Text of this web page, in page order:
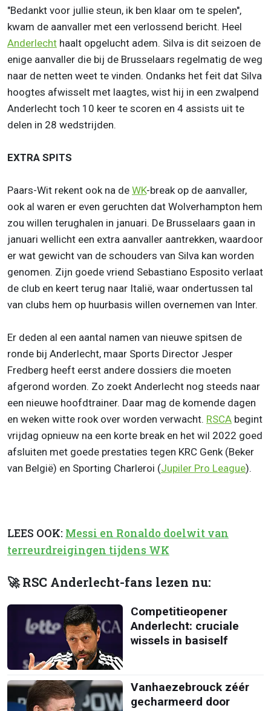
"Bedankt voor jullie steun, ik ben klaar om te spelen",
kwam de aanvaller met een verlossend bericht. Heel
Anderlecht haalt opgelucht adem. Silva is dit seizoen de
enige aanvaller die bij de Brusselaars regelmatig de weg
naar de netten weet te vinden. Ondanks het feit dat Silva
hoogtes afwisselt met laagtes, wist hij in een zwalpend
Anderlecht toch 10 keer te scoren en 4 assists uit te
delen in 28 wedstrijden.
EXTRA SPITS
Paars-Wit rekent ook na de WK-break op de aanvaller,
ook al waren er even geruchten dat Wolverhampton hem
zou willen terughalen in januari. De Brusselaars gaan in
januari wellicht een extra aanvaller aantrekken, waardoor
er wat gewicht van de schouders van Silva kan worden
genomen. Zijn goede vriend Sebastiano Esposito verlaat
de club en keert terug naar Italië, waar ondertussen tal
van clubs hem op huurbasis willen overnemen van Inter.
Er deden al een aantal namen van nieuwe spitsen de
ronde bij Anderlecht, maar Sports Director Jesper
Fredberg heeft eerst andere dossiers die moeten
afgerond worden. Zo zoekt Anderlecht nog steeds naar
een nieuwe hoofdtrainer. Daar mag de komende dagen
en weken witte rook over worden verwacht. RSCA begint
vrijdag opnieuw na een korte break en het wil 2022 goed
afsluiten met goede prestaties tegen KRC Genk (Beker
van België) en Sporting Charleroi (Jupiler Pro League).
LEES OOK: Messi en Ronaldo doelwit van
terreurdreigingen tijdens WK
🚀 RSC Anderlecht-fans lezen nu:
Competitieopener
Anderlecht: cruciale
wissels in basiself
Vanhaezebrouck zéér
gecharmeerd door